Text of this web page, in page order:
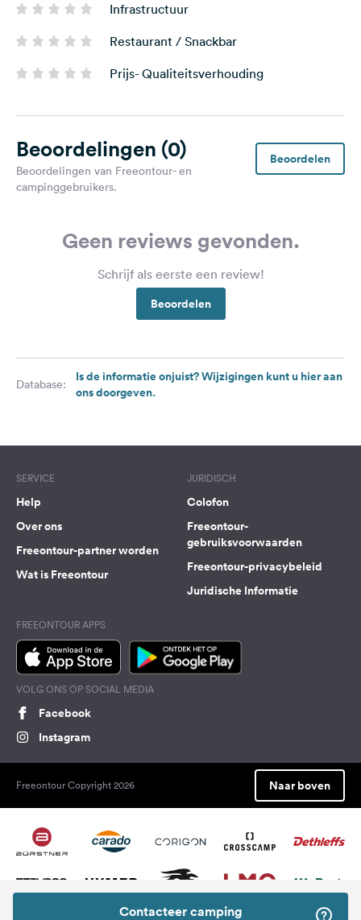
Contacteer camping
Infrastructuur
Restaurant / Snackbar
Prijs- Qualiteitsverhouding
Beoordelingen (0)
Beoordelingen van Freeontour- en
campinggebruikers.
Beoordelen
Geen reviews gevonden.
Schrijf als eerste een review!
Beoordelen
Database:
Is de informatie onjuist? Wijzigingen kunt u hier aan
ons doorgeven.
SERVICE
Help
Over ons
Freeontour-partner worden
Wat is Freeontour
JURIDISCH
Colofon
Freeontour-
gebruiksvoorwaarden
Freeontour-privacybeleid
Juridische Informatie
FREEONTOUR APPS
VOLG ONS OP SOCIAL MEDIA
Facebook
Instagram
Freeontour Copyright 2026 Naar boven